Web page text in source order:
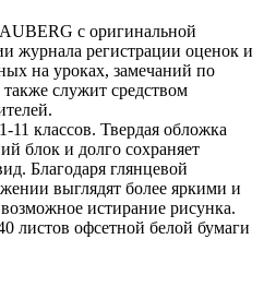
с оригинальной
журнала регистрации оценок и
на уроках, замечаний по
служит средством
11 классов. Твердая обложка
блок и долго сохраняет
Благодаря глянцевой
выглядят более яркими и
истирание рисунка.
листов офсетной белой бумаги